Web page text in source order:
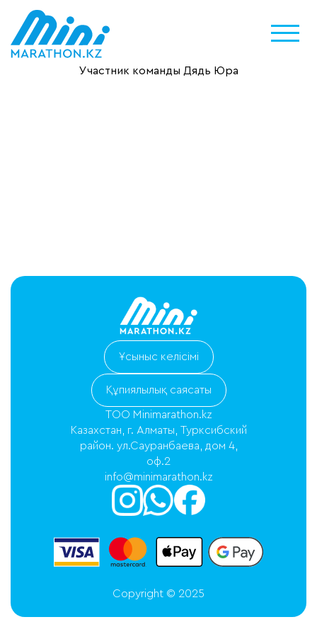
Участник команды Дядь Юра
Ұсыныс келісімі
Құпиялылық саясаты
ТОО Minimarathon.kz
Казахстан, г. Алматы, Турксибский
район. ул.Сауранбаева, дом 4,
оф.2
info@minimarathon.kz
Copyright © 2025